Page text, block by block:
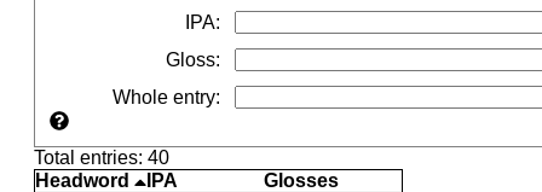
IPA:
Gloss:
Whole entry:
Total entries: 40
Headword
IPA
Glosses